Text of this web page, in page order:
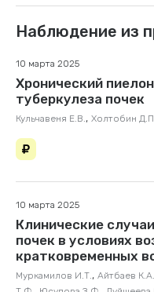
Наблюдение из
10 марта 2025
Хронический
туберкулеза почек
Кульчавеня Е.В., Холтобин
10 марта 2025
Клинические
почек в условиях
кратковременных
Муркамилов И.Т. , Айтбаев К.А.